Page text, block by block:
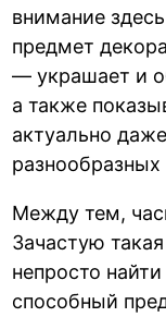
внимание
предмет
— украшает и
а также
актуально
Между тем,
Зачастую
непросто
способный